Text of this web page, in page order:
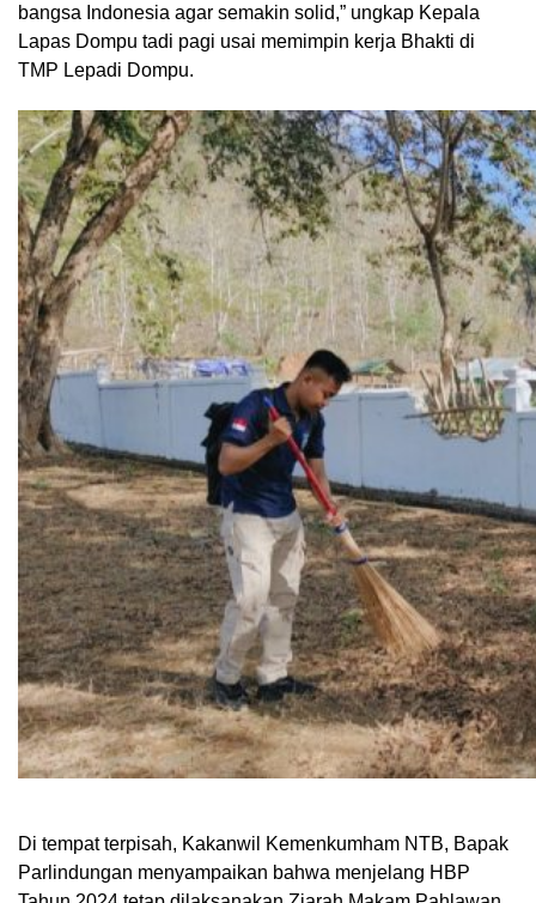
bangsa Indonesia agar semakin solid,” ungkap Kepala
Lapas Dompu tadi pagi usai memimpin kerja Bhakti di
TMP Lepadi Dompu.
Di tempat terpisah, Kakanwil Kemenkumham NTB, Bapak
Parlindungan menyampaikan bahwa menjelang HBP